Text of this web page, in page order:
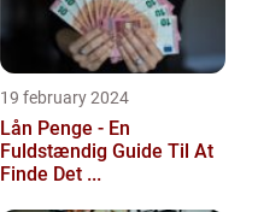
19 february 2024
Lån Penge - En
Fuldstændig Guide Til At
Finde Det ...